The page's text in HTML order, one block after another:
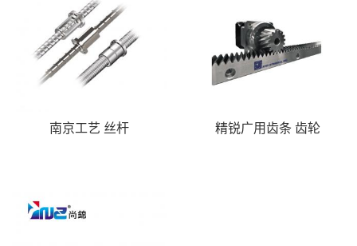
南京工艺 丝杆 精锐广用齿条 齿轮